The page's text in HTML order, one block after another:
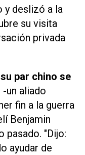
y deslizó a la
su visita
privada
par chino se
-un aliado
fin a la guerra
Benjamin
pasado. "Dijo:
ayudar de